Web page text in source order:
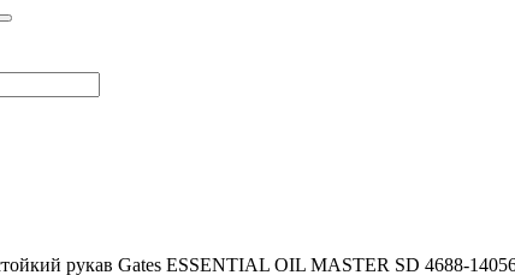
рукав Gates ESSENTIAL OIL MASTER SD 4688-